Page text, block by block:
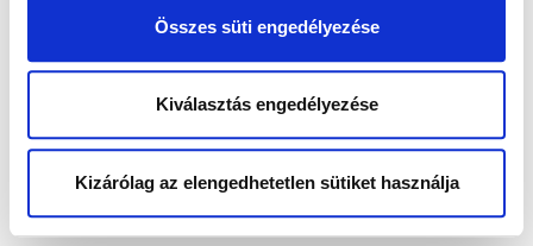
Összes süti engedélyezése
Kiválasztás engedélyezése
Kizárólag az elengedhetetlen sütiket használja